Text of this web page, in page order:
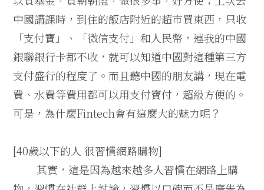
中國講課時，到住的飯店附近的超市買東西，只收
「支付寶」、「微信支付」和人民幣，連我的中國
銀聯銀行卡都不收，就可以知道中國對這種第三方
支付盛行的程度了。而且聽中國的朋友講，現在電
費、水費等費用都可以用支付寶付，超級方便的。
可是，為什麼Fintech會有這麼大的魅力呢？
[40歲以下的人 很習慣網路購物]
其實，這是因為越來越多人習慣在網路上購